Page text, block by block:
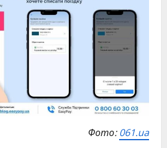
Фото:061.ua